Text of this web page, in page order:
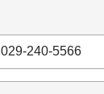
029-240-5566